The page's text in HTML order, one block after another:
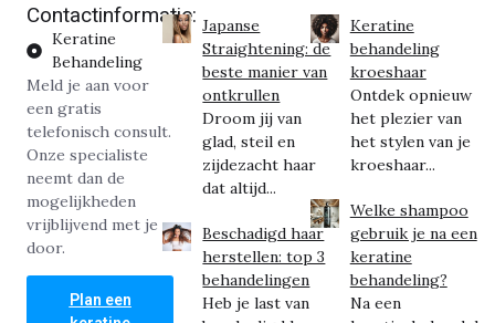
Contactinformatie:
Keratine
Behandeling
Meld je aan voor
een gratis
telefonisch consult.
Onze specialiste
neemt dan de
mogelijkheden
vrijblijvend met je
door.
Plan een
Japanse
Straightening: de
beste manier van
ontkrullen
Droom jij van
glad, steil en
zijdezacht haar
dat altijd...
Beschadigd haar
herstellen: top 3
behandelingen
Heb je last van
Keratine
behandeling
kroeshaar
Ontdek opnieuw
het plezier van
het stylen van je
kroeshaar...
Welke shampoo
gebruik je na een
keratine
behandeling?
Na een